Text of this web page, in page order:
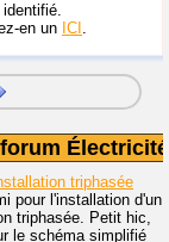
en un ICI .
Électricité
triphasée
pour l'installation d'un
triphasée. Petit hic,
le schéma simplifié